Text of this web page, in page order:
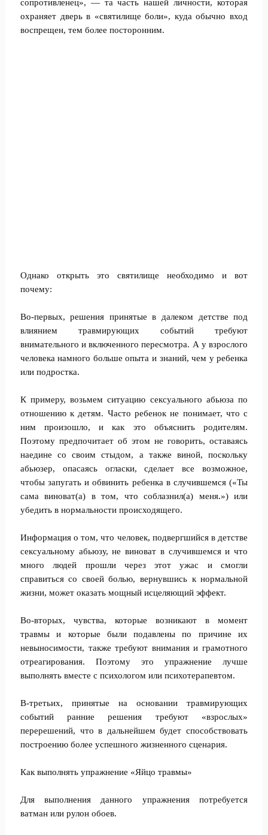
сопротивленец», — та часть нашей личности, которая
охраняет дверь в «святилище боли», куда обычно вход
воспрещен, тем более посторонним.
Однако открыть это святилище необходимо и вот
почему:
Во-первых, решения принятые в далеком детстве под
влиянием травмирующих событий требуют
внимательного и включенного пересмотра. А у взрослого
человека намного больше опыта и знаний, чем у ребенка
или подростка.
К примеру, возьмем ситуацию сексуального абьюза по
отношению к детям. Часто ребенок не понимает, что с
ним произошло, и как это объяснить родителям.
Поэтому предпочитает об этом не говорить, оставаясь
наедине со своим стыдом, а также виной, поскольку
абьюзер, опасаясь огласки, сделает все возможное,
чтобы запугать и обвинить ребенка в случившемся («Ты
сама виноват(а) в том, что соблазнил(а) меня.») или
убедить в нормальности происходящего.
Информация о том, что человек, подвергшийся в детстве
сексуальному абьюзу, не виноват в случившемся и что
много людей прошли через этот ужас и смогли
справиться со своей болью, вернувшись к нормальной
жизни, может оказать мощный исцеляющий эффект.
Во-вторых, чувства, которые возникают в момент
травмы и которые были подавлены по причине их
невыносимости, также требуют внимания и грамотного
отреагирования. Поэтому это упражнение лучше
выполнять вместе с психологом или психотерапевтом.
В-третьих, принятые на основании травмирующих
событий ранние решения требуют «взрослых»
перерешений, что в дальнейшем будет способствовать
построению более успешного жизненного сценария.
Как выполнять упражнение «Яйцо травмы»
Для выполнения данного упражнения потребуется
ватман или рулон обоев.